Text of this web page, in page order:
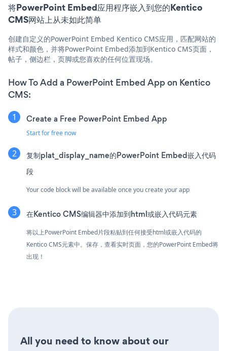
将PowerPoint Embed应用程序嵌入到您的Kentico
CMS网站上从未如此简单
创建自定义的PowerPoint Embed Kentico CMS应用，匹配网站的
样式和颜色，并将PowerPoint Embed添加到Kentico CMS页面，
帖子，侧边栏，页脚或您喜欢的任何位置现场。
How To Add a PowerPoint Embed App on Kentico
CMS:
Create a Free PowerPoint Embed App
Start for free now
复制plat_display_name的PowerPoint Embed嵌入代码
段
Your code block will be available once you create your app
在Kentico CMS编辑器中添加到html或嵌入代码元素
将以上PowerPoint Embed片段粘贴到任何接受html或嵌入代码的
Kentico CMS元素中。保存，查看实时页面，您的PowerPoint Embed将
出现！
All you need to know about our